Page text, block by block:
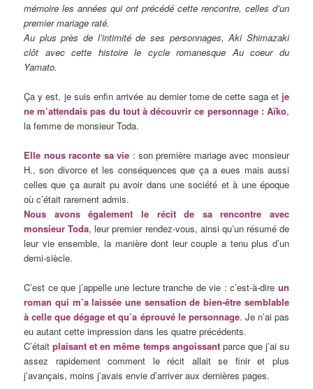
mémoire les années qui ont précédé cette rencontre, celles d’un
premier mariage raté.
Au plus près de l’intimité de ses personnages, Aki Shimazaki
clôt avec cette histoire le cycle romanesque Au coeur du
Yamato.
Ça y est, je suis enfin arrivée au dernier tome de cette saga et je
ne m’attendais pas du tout à découvrir ce personnage : Aïko,
la femme de monsieur Toda.
Elle nous raconte sa vie : son première mariage avec monsieur
H., son divorce et les conséquences que ça a eues mais aussi
celles que ça aurait pu avoir dans une société et à une époque
où c’était rarement admis.
Nous avons également le récit de sa rencontre avec
monsieur Toda, leur premier rendez-vous, ainsi qu’un résumé de
leur vie ensemble, la manière dont leur couple a tenu plus d’un
demi-siècle.
C’est ce que j’appelle une lecture tranche de vie : c’est-à-dire un
roman qui m’a laissée une sensation de bien-être semblable
à celle que dégage et qu’a éprouvé le personnage. Je n’ai pas
eu autant cette impression dans les quatre précédents.
C’étaitplaisant et en même temps angoissantparce que j’ai su
assez rapidement comment le récit allait se finir et plus
j’avançais, moins j’avais envie d’arriver aux dernières pages.